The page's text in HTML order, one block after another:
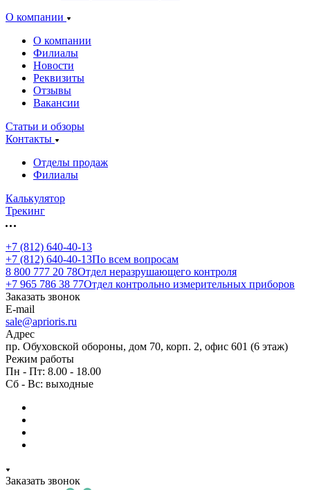
О компании
О компании
Филиалы
Новости
Реквизиты
Отзывы
Вакансии
Статьи и обзоры
Контакты
Отделы продаж
Филиалы
Калькулятор
Трекинг
+7 (812) 640-40-13
+7 (812) 640-40-13По всем вопросам
8 800 777 20 78Отдел неразрушающего контроля
+7 965 786 38 77Отдел контрольно измерительных приборов
Заказать звонок
E-mail
sale@aprioris.ru
Адрес
пр. Обуховской обороны, дом 70, корп. 2, офис 601 (6 этаж)
Режим работы
Пн - Пт: 8.00 - 18.00
Сб - Вс: выходные
Заказать звонок